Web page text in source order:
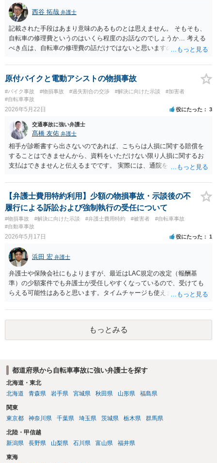
西谷 拓哉 弁護士
記載された手段はあまり意味のあるものとは思えません。 そもそも、
自転車の修理費というのはいくら程度のお話なのでしょうか… 考える
べき点は、自転車の修理費の話だけではないと思いますので、 一度、
原付バイクと電動アシストの物損事故
#バイク事故 #物損事故 #過失割合の交渉 #解決に向けた示談
#加害者
#自転車事故
2026年5月22日 役にたった 3
交通事故に強い弁護士
髙橋 友佑 弁護士
相手が診断書すら出さないのであれば、こちらは人損に関する賠償を
することはできませんから、資料をいただけない限り人損に関するお
支払はできませんと伝えるまでです。 実際には、通院をしていないか
も、まずは相手方に修理の見積書を出していただくことになります。
その上で、自転車の時価より、修理費用の方が高額であれば、経済的
全損として、自転車の時価を限度としたお支払しかする必要はありま
せん。しかも、そこに当方の過失割合をかけることになります。 要す
るに、相手の自転車の時価が５万円で、修理費用が１０万円、当方の
過失割合が５割（つまり相手方の過失割合が５割）の場合、 物損とし
同等の中古品が市場でいくらで取引をされているかを、インターネッ
ト等で調べるしかありません。 当方にも物損が生じており、かつ当方
の過失割合が１０割でない限りは、修理費用を請求することが可能で
す。 例えば、原付の時価が２０万円で、修理費用が１０万円、当方の
過失割合が５割の場合、当方は、物損として５万円を請求できること
０００円を請求していくことになるでしょう。
​【弁護士費用特約利用】少額の物損事故・示談後の不
履行による訴訟および強制執行の受任について
#物損事故 #解決に向けた示談 #弁護士費用特約 #被害者
#自転車事故
#自動車事故
2026年5月17日 役にたった 1
浜田 宏 弁護士
弁護士や保険会社にもよりますが、最近はLAC規定の改定（報酬基
準）の少額案件でも弁護士が受任しやすくなっているので、受けても
らえる可能性はあると思います。タイムチャージも使えます。また、
すので、保険会社にその点もお尋ねになっては如何でしょうか。
もっとみる
都道府県から自転車事故に強い弁護士を探す
北海道・東北
北海道
青森県 岩手県 宮城県 秋田県 山形県 福島県
関東
東京都
神奈川県 千葉県 埼玉県 茨城県 栃木県 群馬県
北陸・甲信越
新潟県
長野県 山梨県 石川県 富山県 福井県
東海